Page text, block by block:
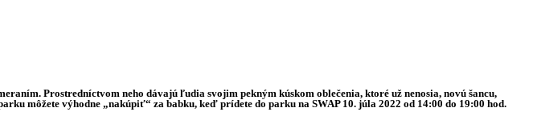
Prostredníctvom neho dávajú ľudia svojim pekným kúskom oblečenia, ktoré už nenosia, novú šancu,
môžete výhodne „nakúpiť“ za babku, keď prídete do parku na SWAP 10. júla 2022 od 14:00 do 19:00 hod.